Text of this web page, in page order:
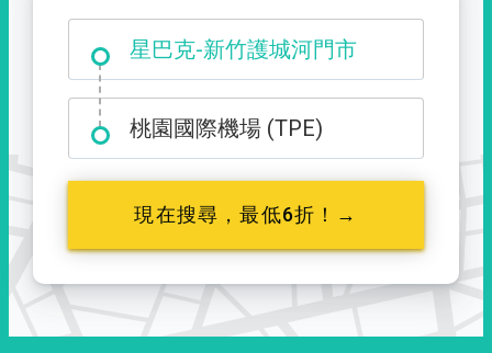
大霸尖山登山口
桃園國際機場 (TPE)
現在搜尋，最低6折！→